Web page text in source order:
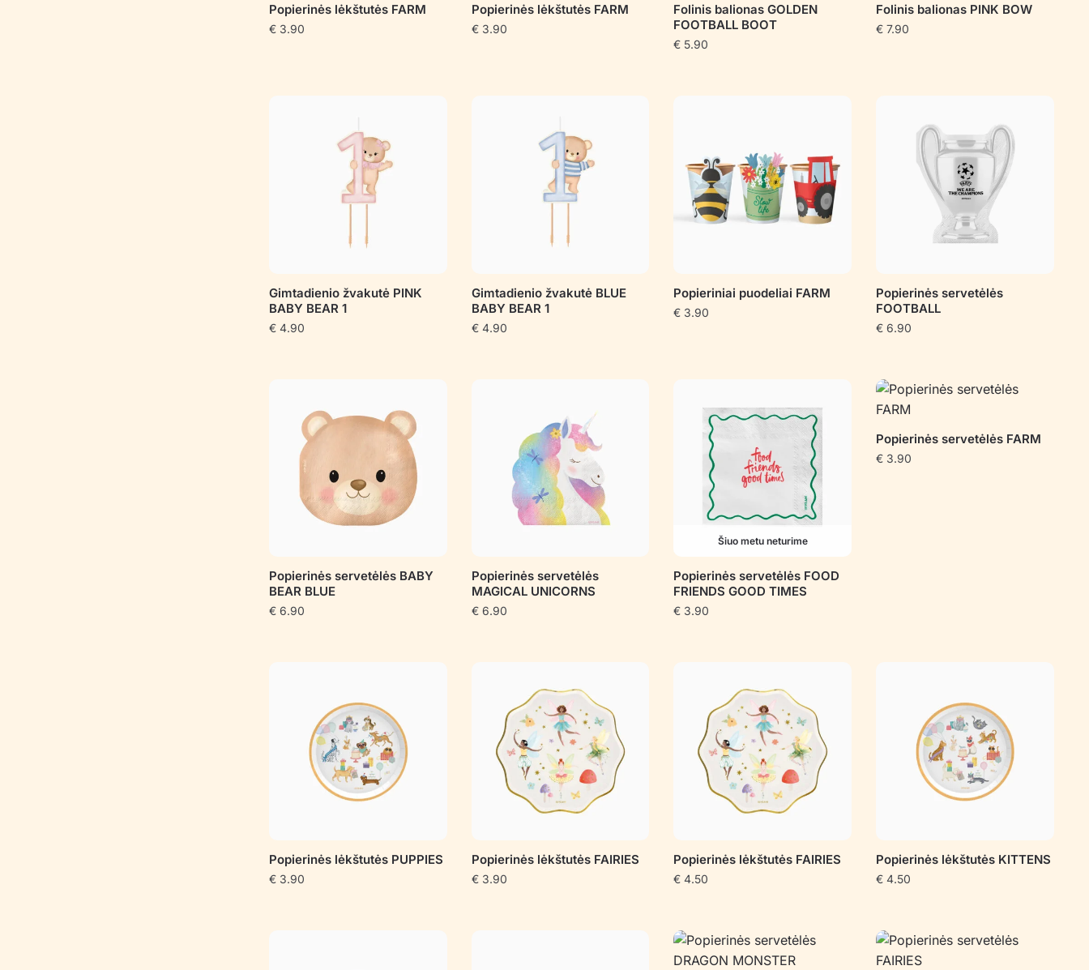
Popierinės lėkštutės FARM
€3.90
Popierinės lėkštutės FARM
€3.90
Folinis balionas GOLDEN
FOOTBALL BOOT
€ 5.90
Folinis balionas PINK BOW
€ 7.90
Gimtadienio žvakutė PINK
BABY BEAR 1
€4.90
Gimtadienio žvakutė BLUE
BABY BEAR 1
€4.90
Popieriniai puodeliai FARM
€ 3.90
Popierinės servetėlės
FOOTBALL
€ 6.90
Popierinės servetėlės BABY
BEAR BLUE
€6.90
Popierinės servetėlės
MAGICAL UNICORNS
€6.90
Šiuo metu neturime
Popierinės servetėlės FOOD
FRIENDS GOOD TIMES
€ 3.90
Popierinės servetėlės FARM
€ 3.90
Popierinės lėkštutės PUPPIES
€3.90
Popierinės lėkštutės FAIRIES
€3.90
Popierinės lėkštutės FAIRIES
€ 4.50
Popierinės lėkštutės KITTENS
€ 4.50